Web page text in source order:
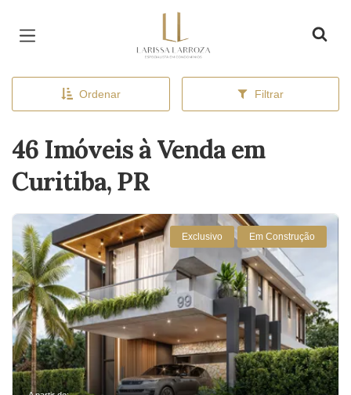
Ordenar Filtrar
46 Imóveis à Venda em
Curitiba, PR
Exclusivo Em Construção